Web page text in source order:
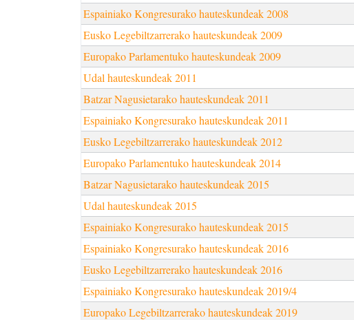
Espainiako Kongresurako hauteskundeak 2008
Eusko Legebiltzarrerako hauteskundeak 2009
Europako Parlamentuko hauteskundeak 2009
Udal hauteskundeak 2011
Batzar Nagusietarako hauteskundeak 2011
Espainiako Kongresurako hauteskundeak 2011
Eusko Legebiltzarrerako hauteskundeak 2012
Europako Parlamentuko hauteskundeak 2014
Batzar Nagusietarako hauteskundeak 2015
Udal hauteskundeak 2015
Espainiako Kongresurako hauteskundeak 2015
Espainiako Kongresurako hauteskundeak 2016
Eusko Legebiltzarrerako hauteskundeak 2016
Espainiako Kongresurako hauteskundeak 2019/4
Europako Legebiltzarrerako hauteskundeak 2019